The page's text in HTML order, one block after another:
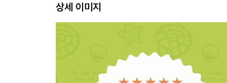
6 쓰레기는 멀리 가 버려! … 152
쏙쏙! 지구를 구하는 환경 정보 - 쓰레기의 재탄생
상세 이미지